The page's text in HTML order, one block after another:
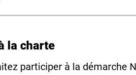
la charte
participer à la démarche